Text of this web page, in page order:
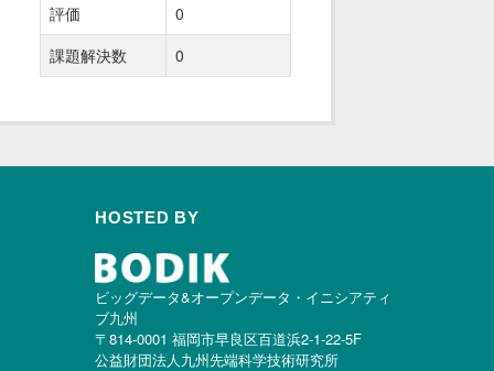
評価
0
課題解決数
0
HOSTED BY
ビッグデータ&オープンデータ・イニシアティ
ブ九州
〒814-0001 福岡市早良区百道浜2-1-22-5F
公益財団法人九州先端科学技術研究所